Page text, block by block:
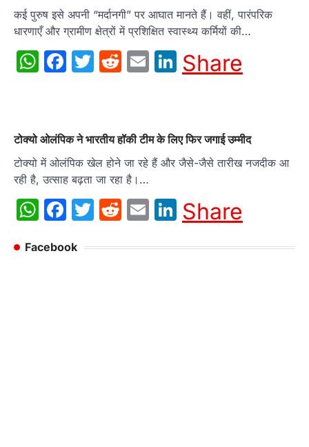
कई पुरुष इसे अपनी “मर्दानगी” पर आघात मानते हैं। वहीं, पारंपरिक
धारणाएँ और ग्रामीण क्षेत्रों में प्रशिक्षित स्वास्थ्य कर्मियों की…
WhatsApp
Facebook
Twitter
Reddit
EmailLinkedIn
Share
टोक्यो ओलंपिक ने भारतीय हॉकी टीम के लिए फिर जगाई उम्मीद
टोक्यो में ओलंपिक खेल होने जा रहे हैं और जैसे-जैसे तारीख नजदीक आ
रही है, उत्साह बढ़ता जा रहा है।…
WhatsApp
Facebook
Twitter
Reddit
EmailLinkedIn
Share
Facebook